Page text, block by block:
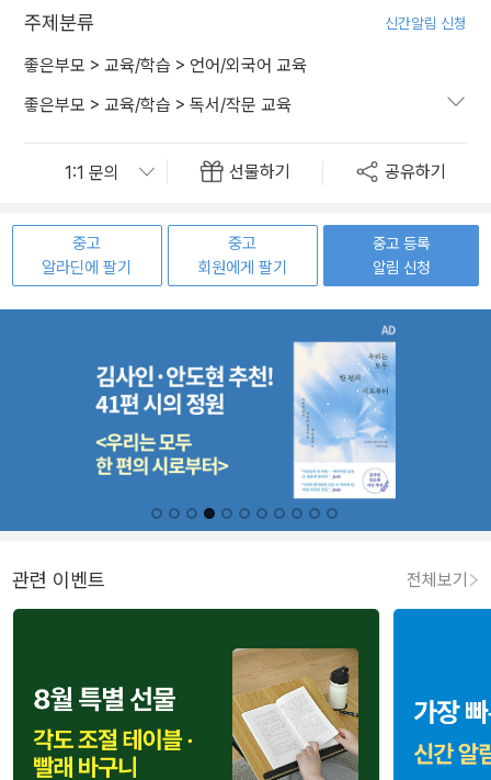
주제분류 신간알림 신청
좋은부모 > 교육/학습 > 언어/외국어 교육
좋은부모 > 교육/학습 > 독서/작문 교육
선물하기 공유하기
중고
알라딘에 팔기
중고
회원에게 팔기
중고 등록
알림 신청
관련 이벤트 전체보기